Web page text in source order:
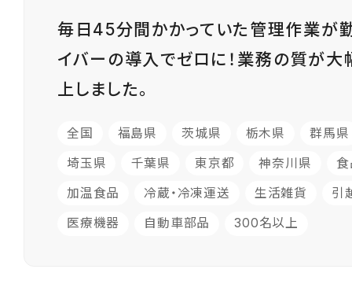
毎日45分間かかっていた管理作業が
イバーの導入でゼロに！業務の質が大
上しました。
全国 福島県 茨城県 栃木県 群馬県
埼玉県 千葉県 東京都 神奈川県 食
加温食品 冷蔵・冷凍運送 生活雑貨 引
医療機器 自動車部品 300名以上